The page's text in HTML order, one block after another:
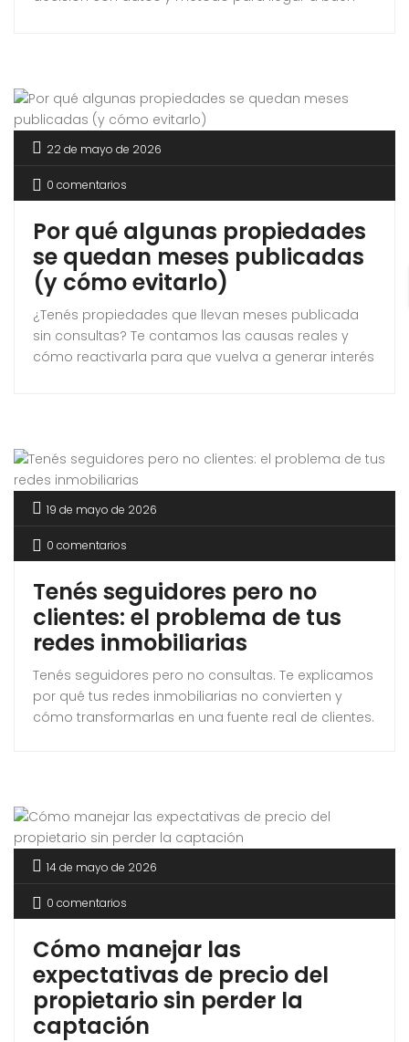
22 de mayo de 2026
0 comentarios
Por qué algunas propiedades
se quedan meses publicadas
(y cómo evitarlo)
¿Tenés propiedades que llevan meses publicada
sin consultas? Te contamos las causas reales y
cómo reactivarla para que vuelva a generar interés
19 de mayo de 2026
0 comentarios
Tenés seguidores pero no
clientes: el problema de tus
redes inmobiliarias
Tenés seguidores pero no consultas. Te explicamos
por qué tus redes inmobiliarias no convierten y
cómo transformarlas en una fuente real de clientes.
14 de mayo de 2026
0 comentarios
Cómo manejar las
expectativas de precio del
propietario sin perder la
captación